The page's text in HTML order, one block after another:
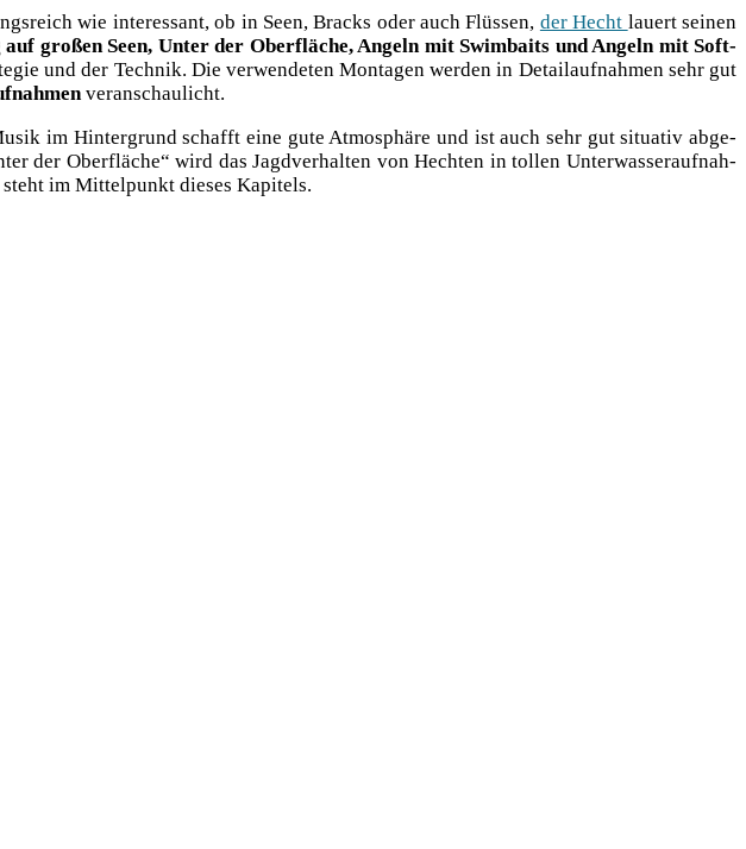
wie inter­es­sant, ob in Seen, Bracks oder auch Flüs­sen, der Hecht lau­ert sei­nen
gro­ßen Seen, Unter der Ober­flä­che, Angeln mit Swim­baits und Angeln mit Soft­
und der Tech­nik. Die ver­wen­de­ten Mon­ta­gen wer­den in Detail­auf­nah­men sehr gut
veranschaulicht.
im Hin­ter­grund schafft eine gute Atmo­sphä­re und ist auch sehr gut situa­tiv abge­
der Ober­flä­che“ wird das Jagd­ver­hal­ten von Hech­ten in tol­len Unter­was­ser­auf­nah­
im Mit­tel­punkt die­ses Kapitels.